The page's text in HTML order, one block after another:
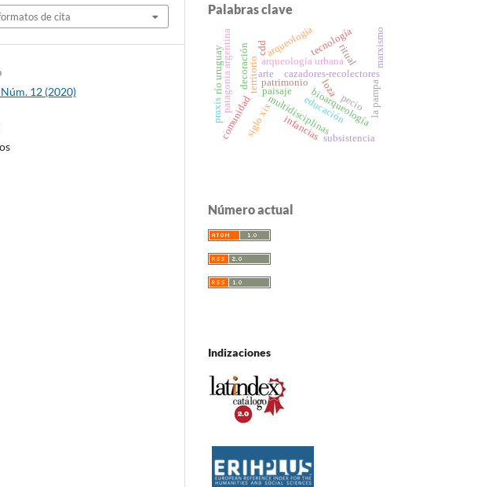
de cita
12 (2020)
Palabras clave
bioarqueología
cazadores-recolectores
arte
paisaje
territorio arqueología urbana
multidisciplinas
siglo xix
la pampa
loza
decoración
arqueología
comunidad educación
infancias
patagonia argentina
río uruguay
tecnología
subsistencia
patrimonio
pecio
praxis
marxismo
cdd ritual
Número actual
Indizaciones